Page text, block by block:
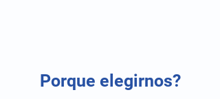
Porque elegirnos?